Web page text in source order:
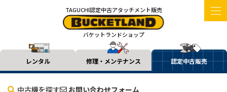
TAGUCHI認定中古アタッチメント販売
バケットランドショップ
レンタル 修理・メンテナンス 認定中古販売
中古機を探す お問い合わせフォーム